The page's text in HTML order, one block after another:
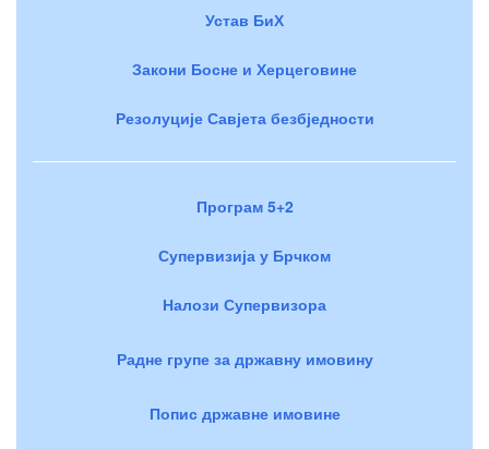
Устав БиХ
Закони Босне и Херцеговине
Резолуције Савјета безбједности
Програм 5+2
Супервизија у Брчком
Налози Супервизора
Радне групе за државну имовину
Попис државне имовине